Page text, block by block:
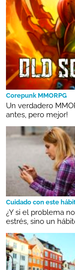
Corepunk MMORPG
Un verdadero
antes, pero mejor!
Cuidado con este
¿Y si el problema
estrés, sino un